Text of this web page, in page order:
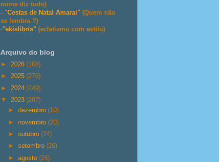
nome diz tudo)
- "Cestas de Natal Amaral" (Quem não
se lembra ?)
-"ekislibris" (ecletismo com estilo)
Arquivo do blog
► 2026 (168)
► 2025 (276)
► 2024 (249)
▼ 2023 (287)
►dezembro(10)
► novembro(20)
►outubro(24)
►setembro(26)
►agosto(26)